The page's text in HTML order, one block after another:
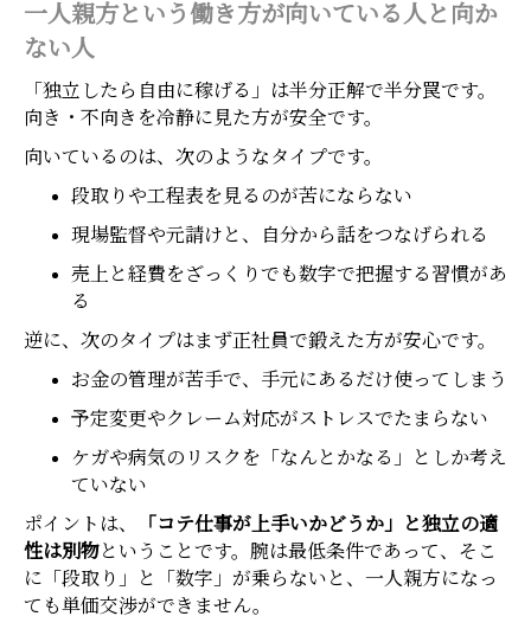
一人親方という働き方が向いている人と向か
ない人
「独立したら自由に稼げる」は半分正解で半分罠です。
向き・不向きを冷静に見た方が安全です。
向いているのは、次のようなタイプです。
段取りや工程表を見るのが苦にならない
現場監督や元請けと、自分から話をつなげられる
売上と経費をざっくりでも数字で把握する習慣があ
る
逆に、次のタイプはまず正社員で鍛えた方が安心です。
お金の管理が苦手で、手元にあるだけ使ってしまう
予定変更やクレーム対応がストレスでたまらない
ケガや病気のリスクを「なんとかなる」としか考え
ていない
ポイントは、
「コテ仕事が上手いかどうか」と独立の適
性は別物ということです。腕は最低条件であって、そこ
に「段取り」と「数字」が乗らないと、一人親方になっ
ても単価交渉ができません。